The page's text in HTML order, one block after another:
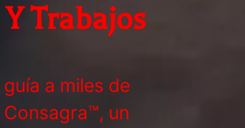
Trabajos
a miles de
un